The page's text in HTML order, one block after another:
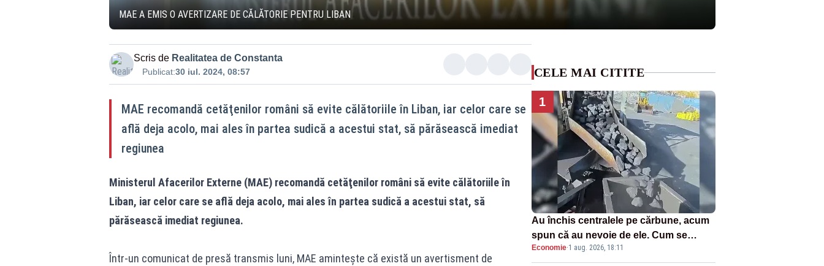
MAE A EMIS O AVERTIZARE DE CĂLĂTORIE PENTRU LIBAN
Scris de Realitatea de Constanta
Publicat:30 iul. 2024, 08:57
MAE recomandă cetăţenilor români să evite călătoriile în Liban, iar celor care se
află deja acolo, mai ales în partea sudică a acestui stat, să părăsească imediat
regiunea
Ministerul Afacerilor Externe (MAE) recomandă cetăţenilor români să evite călătoriile în
Liban, iar celor care se află deja acolo, mai ales în partea sudică a acestui stat, să
părăsească imediat regiunea.
Într-un comunicat de presă transmis luni, MAE aminteşte că există un avertisment de
CELE MAI CITITE
1
Au închis centralele pe cărbune, acum
spun că au nevoie de ele. Cum se
pasează vina în plină criză energetică
Economie·1 aug. 2026, 18:11